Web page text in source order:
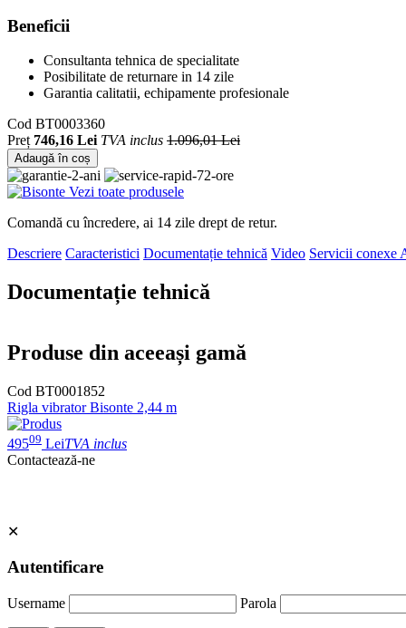
Beneficii
Consultanta tehnica de specialitate
Posibilitate de returnare in 14 zile
Garantia calitatii, echipamente profesionale
Cod BT0003360
Preț 746,16 Lei TVA inclus 1.096,01 Lei
Adaugă în coș
Vezi toate produsele
Comandă cu încredere, ai 14 zile drept de retur.
Descriere Caracteristici Documentație tehnică Video Servicii conexe
Documentație tehnică
Produse din aceeași gamă
Cod BT0001852
Rigla vibrator Bisonte 2,44 m
49509 LeiTVA inclus
Contactează-ne
✕
Autentificare
Username Parola